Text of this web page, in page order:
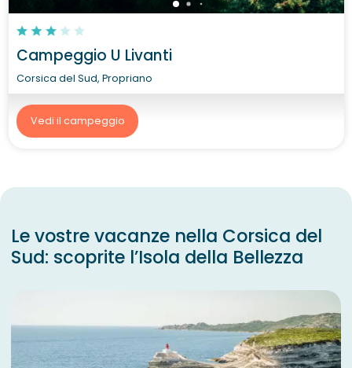
Campeggio U Livanti
Corsica del Sud, Propriano
Vedi il campeggio
Le vostre vacanze nella Corsica del
Sud: scoprite l’Isola della Bellezza